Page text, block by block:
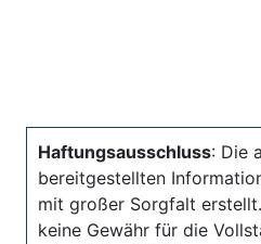
Haftungsausschluss: Die
bereitgestellten
mit großer Sorgfalt
keine Gewähr für die